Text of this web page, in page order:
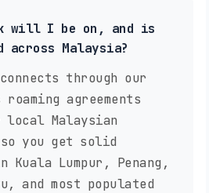
will I be on, and is
across Malaysia?
through our
agreements
local Malaysian
you get solid
Kuala Lumpur, Penang,
and most populated